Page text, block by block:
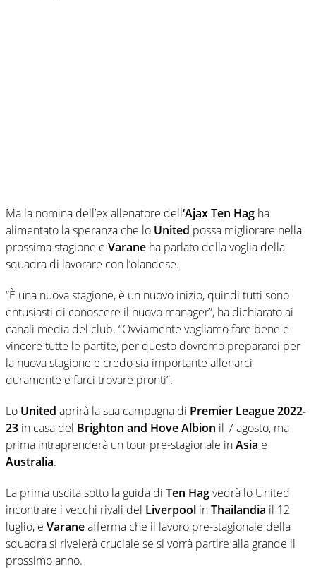
Ma la nomina dell’ex allenatore dell‘Ajax Ten Hag ha
alimentato la speranza che lo United possa migliorare nella
prossima stagione e Varane ha parlato della voglia della
squadra di lavorare con l’olandese.
“È una nuova stagione, è un nuovo inizio, quindi tutti sono
entusiasti di conoscere il nuovo manager”, ha dichiarato ai
canali media del club. “Ovviamente vogliamo fare bene e
vincere tutte le partite, per questo dovremo prepararci per
la nuova stagione e credo sia importante allenarci
duramente e farci trovare pronti”.
Lo United aprirà la sua campagna di Premier League 2022-
23 in casa del Brighton and Hove Albion il 7 agosto, ma
prima intraprenderà un tour pre-stagionale inAsia e
Australia.
La prima uscita sotto la guida di Ten Hagvedrà lo United
incontrare i vecchi rivali del Liverpool inThailandia il 12
luglio, e Varaneafferma che il lavoro pre-stagionale della
squadra si rivelerà cruciale se si vorrà partire alla grande il
prossimo anno.